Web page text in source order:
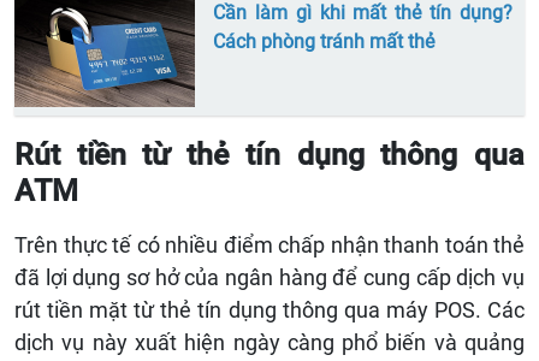
Cần làm gì khi mất thẻ tín dụng?
Cách phòng tránh mất thẻ
Rút tiền từ thẻ tín dụng thông qua
ATM
Trên thực tế có nhiều điểm chấp nhận thanh toán thẻ
đã lợi dụng sơ hở của ngân hàng để cung cấp dịch vụ
rút tiền mặt từ thẻ tín dụng thông qua máy POS. Các
dịch vụ này xuất hiện ngày càng phổ biến và quảng